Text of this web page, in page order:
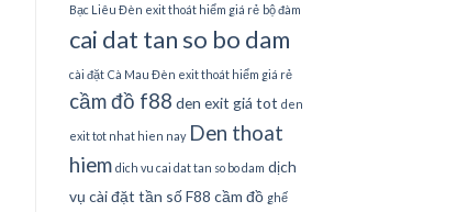
Bạc Liêu Đèn exit thoát hiểm giá rẻ bộ đàm
cai dat tan so bo dam
cài đặt Cà Mau Đèn exit thoát hiểm giá rẻ
cầm đồ f88 den exit giá tot den
exit tot nhat hien nay Den thoat
hiem dich vu cai dat tan so bo dam dịch
vụ cài đặt tần số F88 cầm đồ ghế